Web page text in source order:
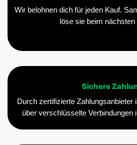
Wir belohnen dich für jeden Kauf.
löse sie beim nächsten
Sichere
Durch zertifizierte Zahlungsanbieter
über verschlüsselte Verbindungen